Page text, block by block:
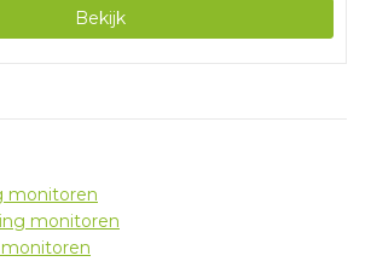
van 160 of 320 hertz
alleen aan via DisplayPort.
Bekijk
monitoren
monitoren